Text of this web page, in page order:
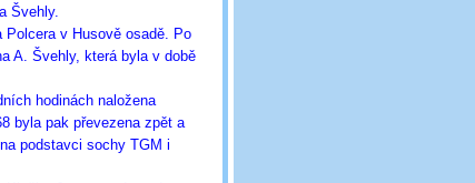
Švehly.
Polcera v Husově osadě. Po
A. Švehly, která byla v době
hodinách naložena
byla pak převezena zpět a
podstavci sochy TGM i